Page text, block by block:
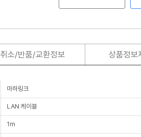
취소/반품/교환정보 상품정보
마하링크
LAN 케이블
1m